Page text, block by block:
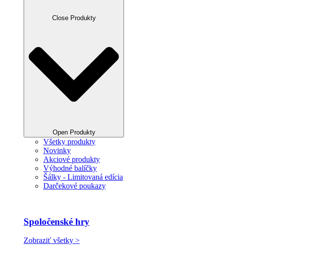
Close Produkty
Open Produkty
Všetky produkty
Novinky
Akciové produkty
Výhodné balíčky
Šálky - Limitovaná edícia
Darčekové poukazy
Spoločenské hry
Zobraziť všetky >